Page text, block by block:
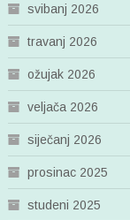
svibanj 2026
travanj 2026
ožujak 2026
veljača 2026
siječanj 2026
prosinac 2025
studeni 2025